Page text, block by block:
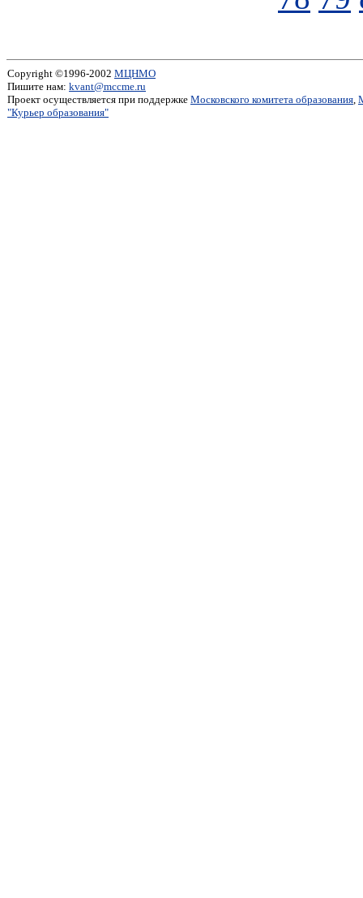
Copyright ©1996-2002 МЦНМО
Пишите нам: kvant@mccme.ru
Проект осуществляется при поддержке Московского комитета образования,
"Курьер образования"